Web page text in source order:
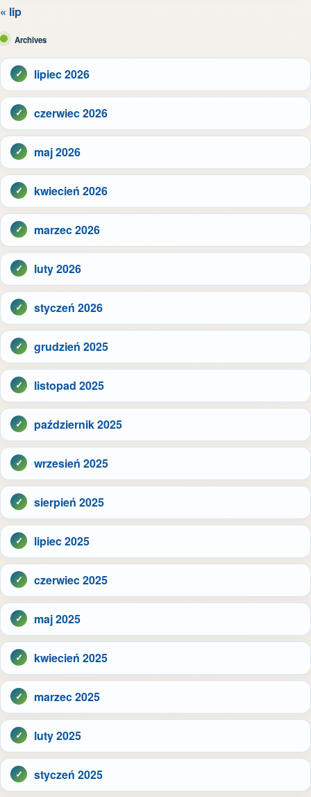
« lip
Archives
lipiec 2026
czerwiec 2026
maj 2026
kwiecień 2026
marzec 2026
luty 2026
styczeń 2026
grudzień 2025
listopad 2025
październik 2025
wrzesień 2025
sierpień 2025
lipiec 2025
czerwiec 2025
maj 2025
kwiecień 2025
marzec 2025
luty 2025
styczeń 2025